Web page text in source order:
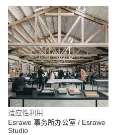
适应性利用
Esrawe 事务所办公室 / Esrawe
Studio